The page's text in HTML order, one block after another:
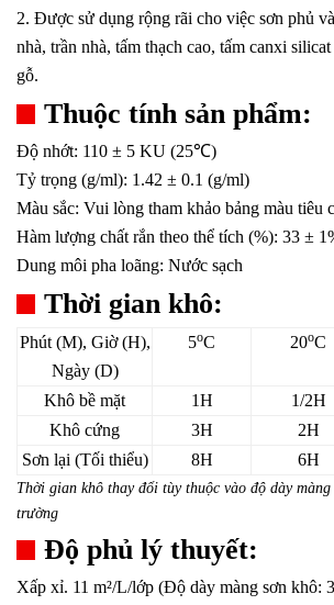
2. Được sử dụng rộng rãi cho việc sơn phủ
nhà, trần nhà, tấm thạch cao, tấm canxi
gỗ.
Thuộc tính sản phẩm:
Độ nhớt: 110 ± 5 KU (25℃)
Tỷ trọng (g/ml): 1.42 ± 0.1 (g/ml)
Màu sắc: Vui lòng tham khảo bảng màu tiêu
Hàm lượng chất rắn theo thể tích (%): 33 ±
Dung môi pha loãng: Nước sạch
Thời gian khô:
Phút (M), Giờ (H),
Ngày (D)
5oC 20oC
Khô bề mặt 1H 1/2H
Khô cứng
3H 2H
Sơn lại (Tối thiểu)
8H 6H
Thời gian khô thay đổi tùy thuộc vào độ dày
trường
Độ phủ lý thuyết:
Xấp xỉ. 11 m²/L/lớp (Độ dày màng sơn khô: